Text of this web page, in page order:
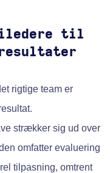
til
rigtige team er
strækker sig ud over
omfatter evaluering
tilpasning, omtrent